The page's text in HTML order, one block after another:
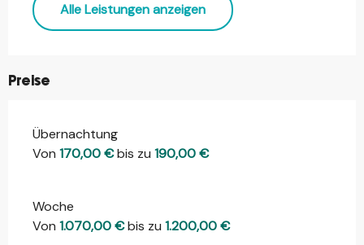
Alle Leistungen anzeigen
Preise
Preise 2026
Übernachtung
Von 170,00 €bis zu 190,00 €
Woche
Von 1.070,00 €bis zu 1.200,00 €